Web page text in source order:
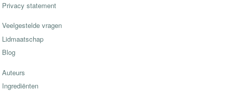
Privacy statement
Veelgestelde vragen
Lidmaatschap
Blog
Auteurs
Ingrediënten